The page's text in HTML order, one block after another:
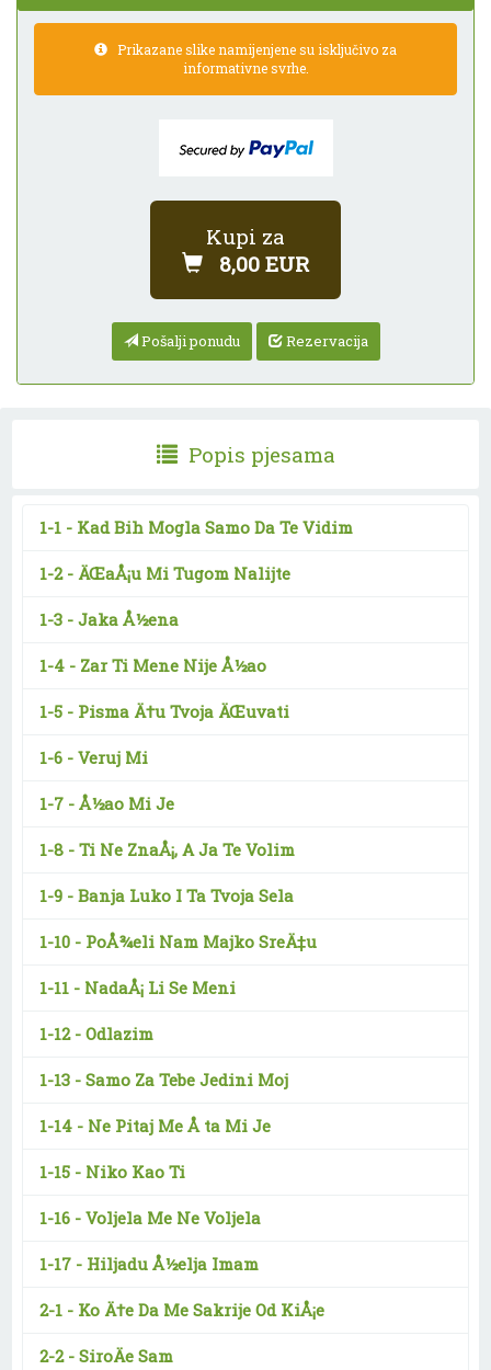
Prikazane slike namijenjene su isključivo za
informativne svrhe.
Kupi za
8,00 EUR
Pošalji ponudu Rezervacija
Popis pjesama
1-1 - Kad Bih Mogla Samo Da Te Vidim
1-2 - ÄŒaÅ¡u Mi Tugom Nalijte
1-3 - Jaka Å½ena
1-4 - Zar Ti Mene Nije Å½ao
1-5 - Pisma Ä†u Tvoja ÄŒuvati
1-6 - Veruj Mi
1-7 - Å½ao Mi Je
1-8 - Ti Ne ZnaÅ¡, A Ja Te Volim
1-9 - Banja Luko I Ta Tvoja Sela
1-10 - PoÅ¾eli Nam Majko SreÄ‡u
1-11 - NadaÅ¡ Li Se Meni
1-12 - Odlazim
1-13 - Samo Za Tebe Jedini Moj
1-14 - Ne Pitaj Me Å ta Mi Je
1-15 - Niko Kao Ti
1-16 - Voljela Me Ne Voljela
1-17 - Hiljadu Å½elja Imam
2-1 - Ko Ä†e Da Me Sakrije Od KiÅ¡e
2-2 - SiroÄe Sam